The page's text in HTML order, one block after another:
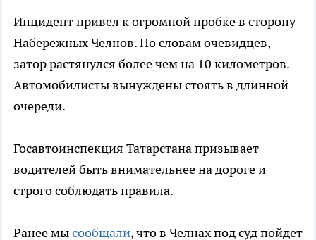
Инцидент привел к огромной пробке в сторону
Набережных Челнов. По словам очевидцев,
затор растянулся более чем на 10 километров.
Автомобилисты вынуждены стоять в длинной
очереди.
Госавтоинспекция Татарстана призывает
водителей быть внимательнее на дороге и
строго соблюдать правила.
Ранее мысообщали, что в Челнах под суд пойдет